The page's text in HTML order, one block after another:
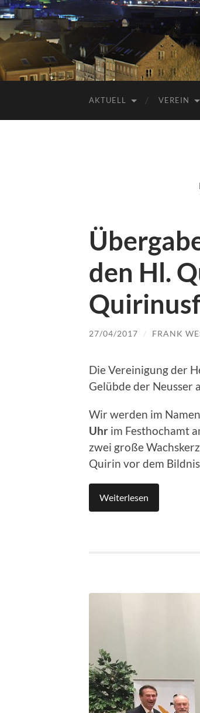
AKTUELL VEREIN
den Hl.
27/04/2017 / FRANK
Die Vereinigung der
Gelübde der Neusser
Wir werden im
Uhr im Festhochamt
zwei große
Quirin vor dem
Weiterlesen